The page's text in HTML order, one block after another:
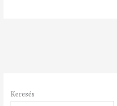
Keresés